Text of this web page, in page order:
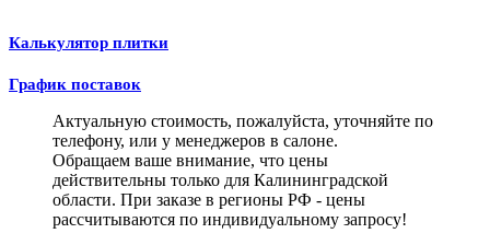
Калькулятор плитки
График поставок
Актуальную стоимость, пожалуйста, уточняйте по
телефону, или у менеджеров в салоне.
Обращаем ваше внимание, что цены
действительны только для Калининградской
области. При заказе в регионы РФ - цены
рассчитываются по индивидуальному запросу!